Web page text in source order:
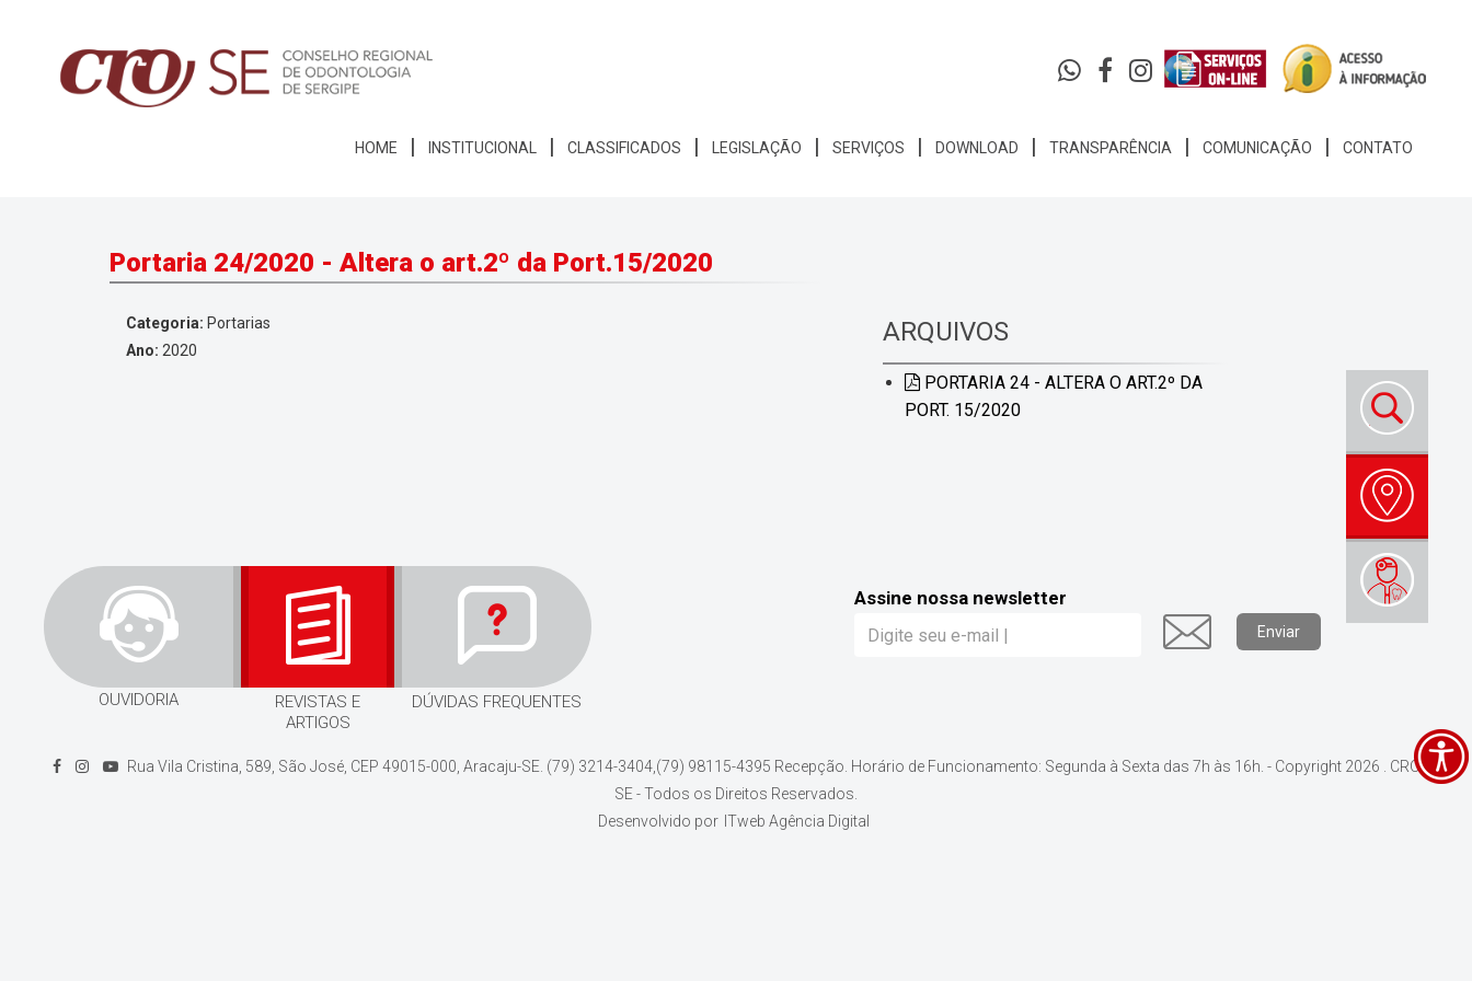
HOME INSTITUCIONAL CLASSIFICADOS LEGISLAÇÃO SERVIÇOS DOWNLOAD TRANSPARÊNCIA COMUNICAÇÃO CONTATO
Portaria 24/2020 - Altera o art.2º da Port.15/2020
Categoria: Portarias
Ano: 2020
ARQUIVOS
PORTARIA 24 - ALTERA O ART.2º DA
PORT. 15/2020
OUVIDORIA
REVISTAS E
ARTIGOS
DÚVIDAS FREQUENTES
Assine nossa newsletter
Enviar
Rua Vila Cristina, 589, São José, CEP 49015-000, Aracaju-SE. (79) 3214-3404,(79) 98115-4395 Recepção. Horário de Funcionamento: Segunda à Sexta das 7h às 16h. - Copyright 2026 . CRO-
SE - Todos os Direitos Reservados.
Desenvolvido por ITweb Agência Digital